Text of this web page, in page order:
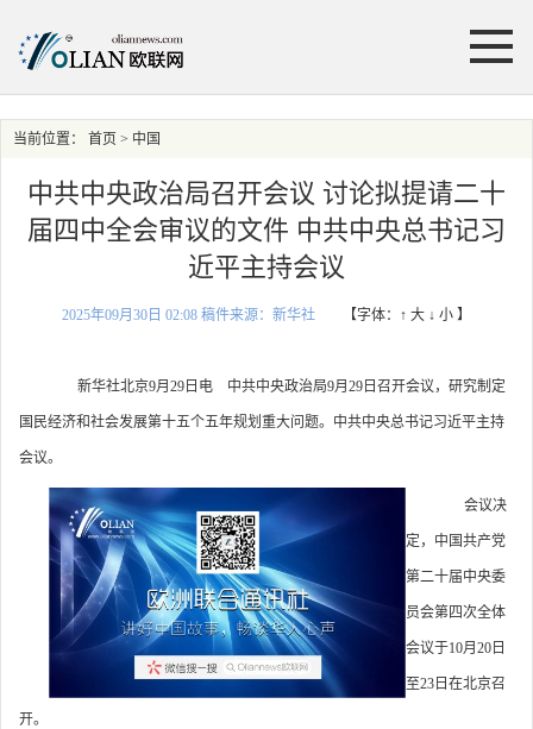
当前位置： 首页 > 中国
中共中央政治局召开会议 讨论拟提请二十
届四中全会审议的文件 中共中央总书记习
近平主持会议
2025年09月30日 02:08 稿件来源：新华社 【字体： ↑ 大 ↓ 小 】
新华社北京9月29日电 中共中央政治局9月29日召开会议，研究制定
国民经济和社会发展第十五个五年规划重大问题。中共中央总书记习近平主持
会议。
会议决
定，中国共产党
第二十届中央委
员会第四次全体
会议于10月20日
至23日在北京召
开。